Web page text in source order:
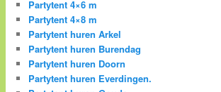
Partytent 4×6 m
Partytent 4×8 m
Partytent huren Arkel
Partytent huren Burendag
Partytent huren Doorn
Partytent huren Everdingen.